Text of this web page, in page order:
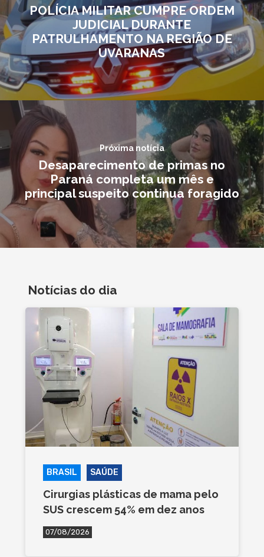
POLÍCIA MILITAR CUMPRE ORDEM
JUDICIAL DURANTE
PATRULHAMENTO NA REGIÃO DE
UVARANAS
Próxima notícia
Desaparecimento de primas no
Paraná completa um mês e
principal suspeito continua foragido
Notícias do dia
BRASIL SAÚDE
Cirurgias plásticas de mama pelo
SUS crescem 54% em dez anos
07/08/2026